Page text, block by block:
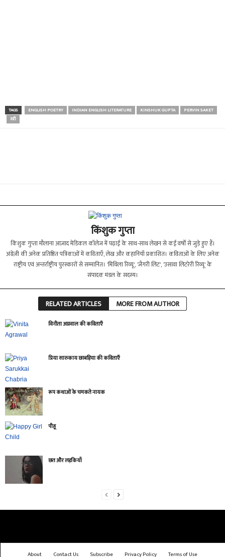
TAGS ENGLISH POETRY INDIAN ENGLISH LITERATURE KINSHUK GUPTA
PERVIN SAKET
स्त्री
किंशुक गुप्ता
किंशुक गुप्ता मौलाना आज़ाद मेडिकल कॉलेज में पढ़ाई के साथ-साथ लेखन से कई वर्षों से जुड़े हुए हैं।
अंग्रेज़ी की अनेक प्रतिष्ठित पत्रिकाओंं में कविताएँ, लेख और कहानियाँ प्रकाशित। कविताओं के लिए अनेक
राष्ट्रीय एवं अन्तर्राष्ट्रीय पुरस्कारों से सम्मानित। 'मिथिला रिव्यू', 'जैगरी लिट', 'उसावा लिटरेरी रिव्यू' के
संपादक मंडल के सदस्य।
RELATED ARTICLES MORE FROM AUTHOR
विनीता अग्रवाल की कविताएँ
प्रिया सारुकाय छाबड़िया की कविताएँ
रूप कथाओं के चमकते नायक
पीहू
छत और लड़कियाँ
About Contact Us Subscribe Privacy Policy Terms of Use